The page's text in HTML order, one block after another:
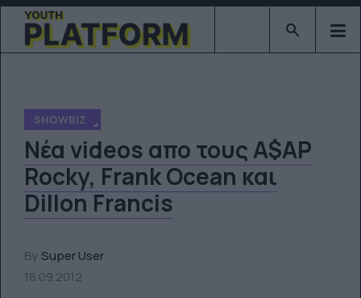
Type 2 or
SHOWBIZ
Νέα videos απο τους A$AP
Rocky, Frank Ocean και
Dillon Francis
By Super User
18.09.2012